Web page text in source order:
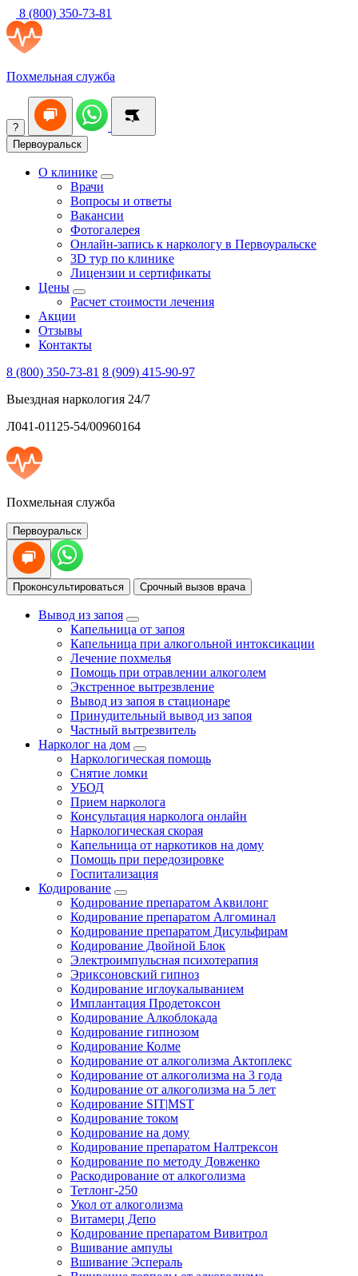
8 (800) 350-73-81
Похмельная служба
?
Первоуральск
О клинике
Врачи
Вопросы и ответы
Вакансии
Фотогалерея
Онлайн-запись к наркологу в Первоуральске
3D тур по клинике
Лицензии и сертификаты
Цены
Расчет стоимости лечения
Акции
Отзывы
Контакты
8 (800) 350-73-81 8 (909) 415-90-97
Выездная наркология 24/7
Л041-01125-54/00960164
Похмельная служба
Первоуральск
Проконсультироваться Срочный вызов врача
Вывод из запоя
Капельница от запоя
Капельница при алкогольной интоксикации
Лечение похмелья
Помощь при отравлении алкоголем
Экстренное вытрезвление
Вывод из запоя в стационаре
Принудительный вывод из запоя
Частный вытрезвитель
Нарколог на дом
Наркологическая помощь
Снятие ломки
УБОД
Прием нарколога
Консультация нарколога онлайн
Наркологическая скорая
Капельница от наркотиков на дому
Помощь при передозировке
Госпитализация
Кодирование
Кодирование препаратом Аквилонг
Кодирование препаратом Алгоминал
Кодирование препаратом Дисульфирам
Кодирование Двойной Блок
Электроимпульсная психотерапия
Эриксоновский гипноз
Кодирование иглоукалыванием
Имплантация Продетоксон
Кодирование Алкоблокада
Кодирование гипнозом
Кодирование Колме
Кодирование от алкоголизма Актоплекс
Кодирование от алкоголизма на 3 года
Кодирование от алкоголизма на 5 лет
Кодирование SIT|MST
Кодирование током
Кодирование на дому
Кодирование препаратом Налтрексон
Кодирование по методу Довженко
Раскодирование от алкоголизма
Тетлонг-250
Укол от алкоголизма
Витамерц Депо
Кодирование препаратом Вивитрол
Вшивание ампулы
Вшивание Эспераль